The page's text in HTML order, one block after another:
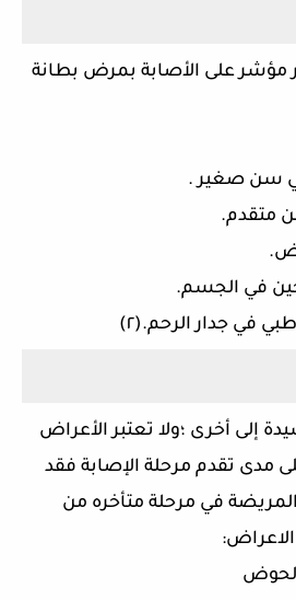
مؤشر على الأصابة بمرض بطانة
في سن صغير .
متقدم.
في الجسم.
في جدار الرحم.(٢)
إلى أخرى ؛ولا تعتبر الأعراض
مدى تقدم مرحلة الإصابة فقد
في مرحلة متأخره من